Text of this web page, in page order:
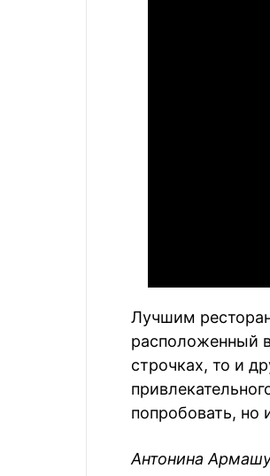
Лучшим
расположенный в
строчках, то и
попробовать, но
Антонина